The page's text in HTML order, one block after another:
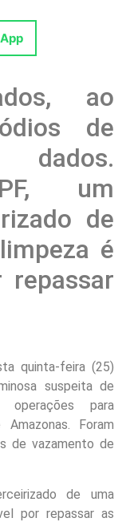
ao
de
dados.
um
de
é
repassar
quinta-feira (25)
suspeita de
operações para
Foram
de vazamento de
de uma
por repassar as